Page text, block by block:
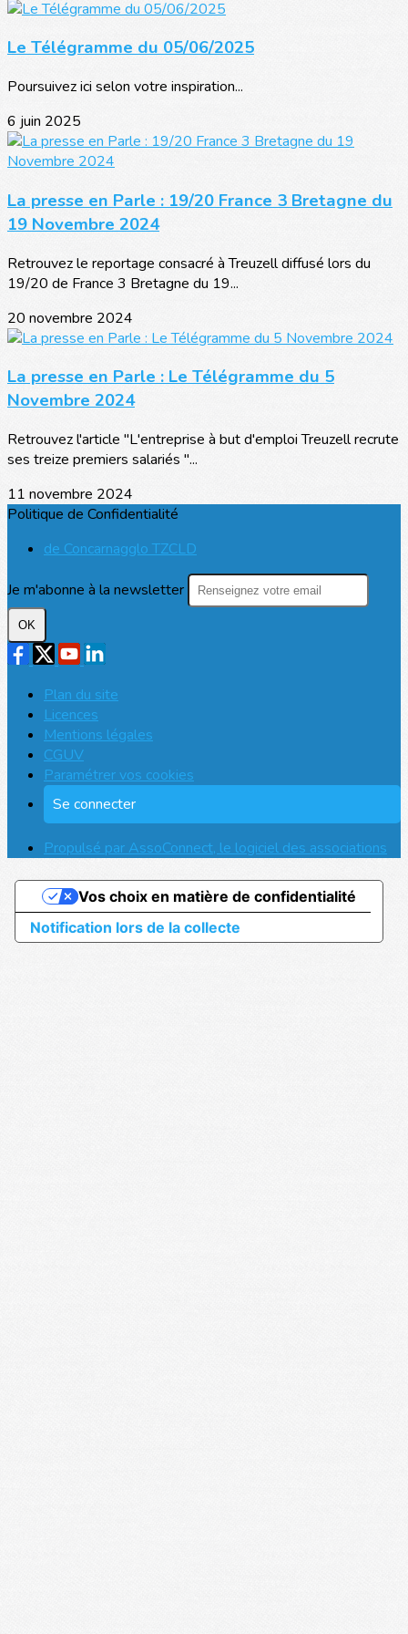
Le Télégramme du 05/06/2025
Poursuivez ici selon votre inspiration...
6 juin 2025
La presse en Parle : 19/20 France 3 Bretagne du
19 Novembre 2024
Retrouvez le reportage consacré à Treuzell diffusé lors du
19/20 de France 3 Bretagne du 19...
20 novembre 2024
La presse en Parle : Le Télégramme du 5
Novembre 2024
Retrouvez l'article "L'entreprise à but d'emploi Treuzell recrute
ses treize premiers salariés "...
11 novembre 2024
Politique de Confidentialité
de Concarnagglo TZCLD
Je m'abonne à la newsletter
OK
Plan du site
Licences
Mentions légales
CGUV
Paramétrer vos cookies
Se connecter
Propulsé par AssoConnect, le logiciel des associations
Notification lors de la collecte
Vos choix en matière de confidentialité